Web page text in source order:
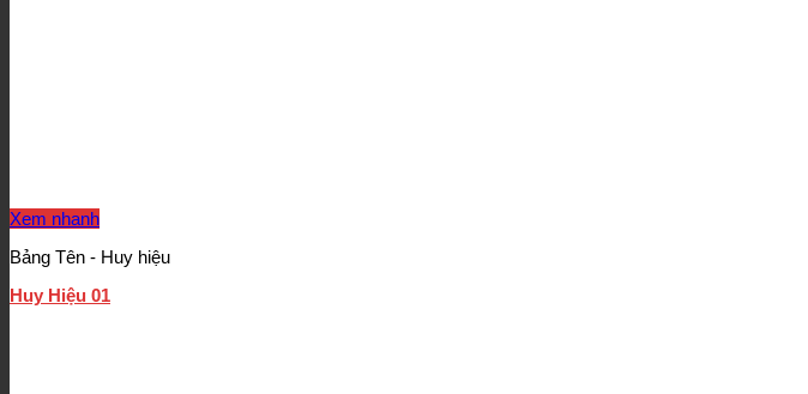
Xem nhanh
Bảng Tên - Huy hiệu
Huy Hiệu 01